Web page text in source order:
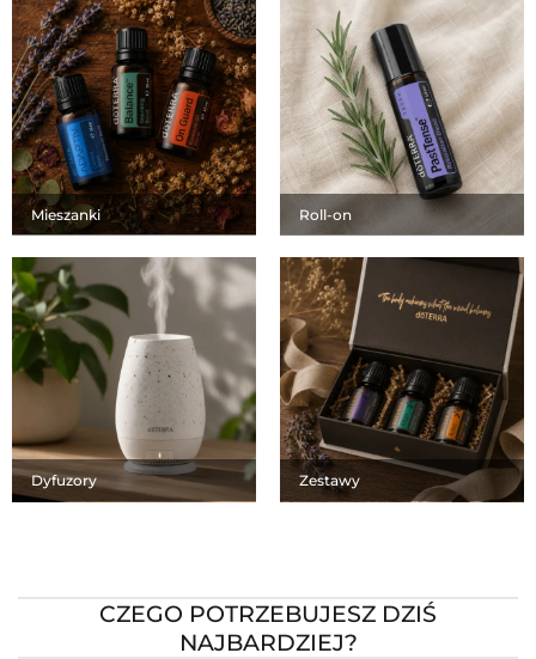
Mieszanki Roll-on
Dyfuzory Zestawy
CZEGO POTRZEBUJESZ DZIŚ
NAJBARDZIEJ?